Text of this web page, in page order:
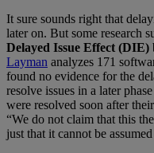
It sure sounds right that
later on. But some research
Delayed Issue Effect (DIE)
Layman analyzes 171
found no evidence for the
resolve issues in a later
were resolved soon after
“We do not claim that this
just that it cannot be